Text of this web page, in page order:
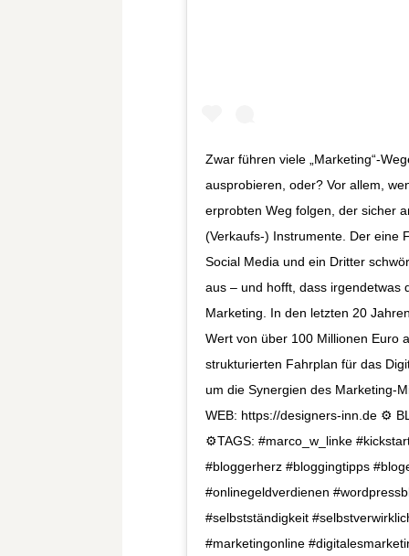
Zwar führen viele „Marketing“-
ausprobieren, oder? Vor allem,
erprobten Weg folgen, der sicher
(Verkaufs-) Instrumente. Der eine
Social Media und ein Dritter
aus – und hofft, dass irgendetwas
Marketing. In den letzten 20
Wert von über 100 Millionen Euro
strukturierten Fahrplan für das
um die Synergien des Marketing-
WEB: https://designers-inn.de ⚙️
⚙️TAGS: #marco_w_linke
#bloggerherz #bloggingtipps
#onlinegeldverdienen
#selbstständigkeit
#marketingonline